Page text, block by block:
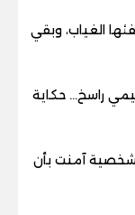
الغياب، وبقي
راسخ… حكاية
آمنت بأن